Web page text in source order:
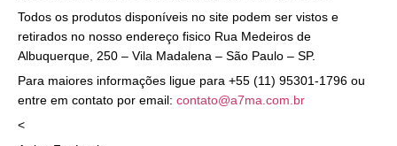
Todos os produtos disponíveis no site podem ser vistos e
retirados no nosso endereço fisico Rua Medeiros de
Albuquerque, 250 – Vila Madalena – São Paulo – SP.
Para maiores informações ligue para +55 (11) 95301-1796 ou
entre em contato por email: contato@a7ma.com.br
<